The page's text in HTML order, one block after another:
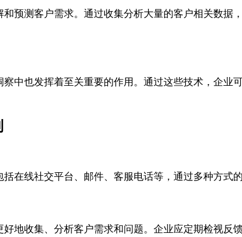
预测客户需求。通过收集分析大量的客户相关数
中也发挥着至关重要的作用。通过这些技术，企
在线社交平台、邮件、客服电话等，通过多种方式
地收集、分析客户需求和问题。企业应定期检视